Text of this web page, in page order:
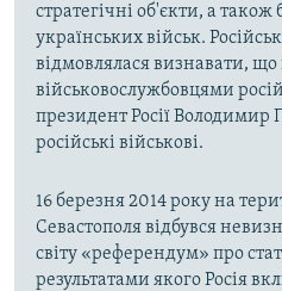
стратегічні об'єкти, а також
українських військ.
відмовлялася визнавати, що
військовослужбовцями
президент Росії Володимир
російські військові.
16 березня 2014 року на
Севастополя відбувся
світу «референдум» про
результатами якого Росія